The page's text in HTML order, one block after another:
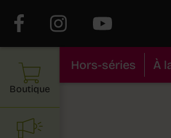
Hors-séries À
Boutique